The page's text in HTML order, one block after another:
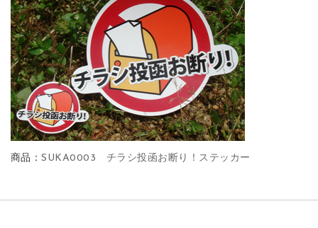
商品：SUKA0003 チラシ投函お断り！ステッカー